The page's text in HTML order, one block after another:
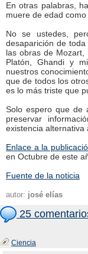
En otras palabras,
muere de edad
No se ustedes,
desaparición de
las obras de Mozart,
Platón, Ghandi y
nuestros
que de todos los
es lo más triste que
Solo espero que de
preservar
existencia alternativa
Enlace a la
en Octubre de este
Fuente de la noticia
autor: josé elías
25
Ciencia